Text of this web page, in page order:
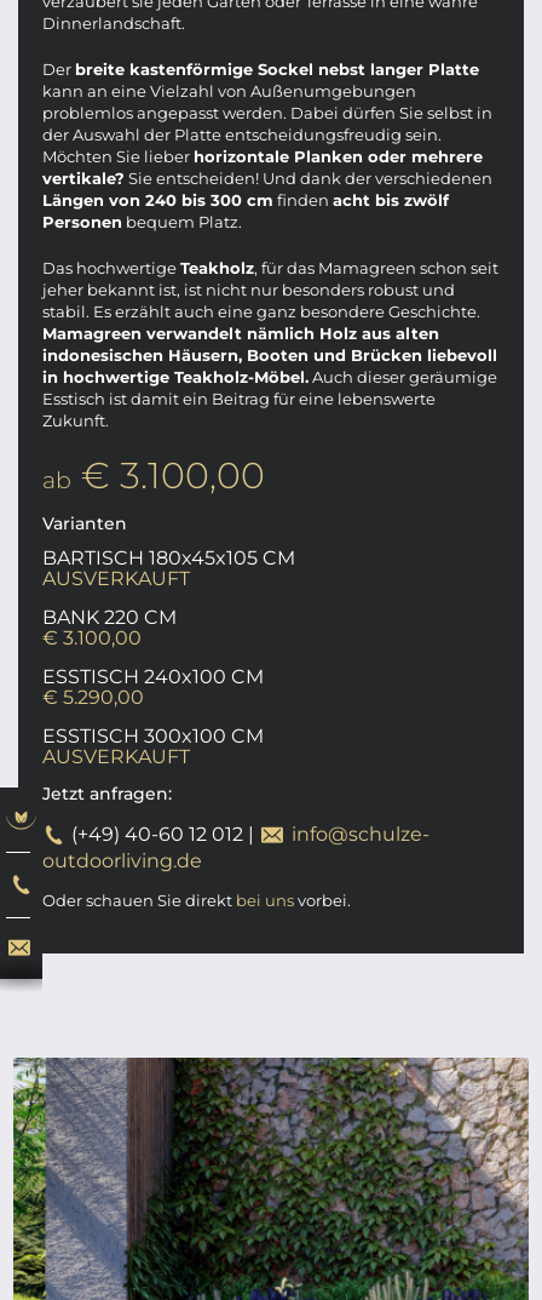
Dinnerlandschaft.
Der breite kastenförmige Sockel nebst langer Platte
kann an eine Vielzahl von Außenumgebungen
problemlos angepasst werden. Dabei dürfen Sie selbst in
der Auswahl der Platte entscheidungsfreudig sein.
Möchten Sie lieber horizontale Planken oder mehrere
vertikale? Sie entscheiden! Und dank der verschiedenen
Längen von 240 bis 300 cm finden acht bis zwölf
Personen bequem Platz.
Das hochwertigeTeakholz, für das Mamagreen schon seit
jeher bekannt ist, ist nicht nur besonders robust und
stabil. Es erzählt auch eine ganz besondere Geschichte.
Mamagreen verwandelt nämlich Holz aus alten
indonesischen Häusern, Booten und Brücken liebevoll
in hochwertige Teakholz-Möbel.Auch dieser geräumige
Esstisch ist damit ein Beitrag für eine lebenswerte
Zukunft.
ab € 3.100,00
Varianten
BARTISCH 180x45x105 CM
AUSVERKAUFT
BANK 220 CM
€ 3.100,00
ESSTISCH 240x100 CM
€ 5.290,00
ESSTISCH 300x100 CM
AUSVERKAUFT
Jetzt anfragen:
(+49) 40-60 12 012 |
info@schulze-
outdoorliving.de
Oder schauen Sie direkt bei unsvorbei.